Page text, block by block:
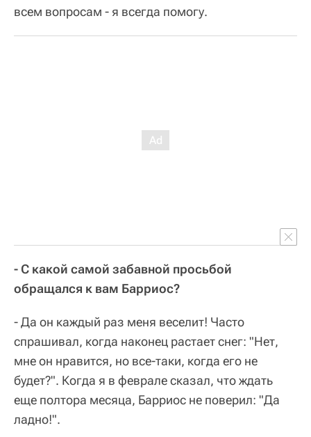
всем вопросам - я всегда помогу.
- С какой самой забавной просьбой
обращался к вам Барриос?
- Да он каждый раз меня веселит! Часто
спрашивал, когда наконец растает снег: "Нет,
мне он нравится, но все-таки, когда его не
будет?". Когда я в феврале сказал, что ждать
еще полтора месяца, Барриос не поверил: "Да
ладно!".